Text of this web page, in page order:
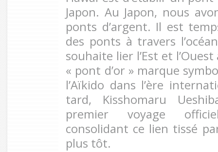
Japon. Au Japon, nous
ponts d’argent. Il est
des ponts à travers
souhaite lier l’Est et
« pont d’or » marque
l’Aïkido dans l’ère
tard, Kisshomaru
premier voyage
consolidant ce lien tissé
plus tôt.